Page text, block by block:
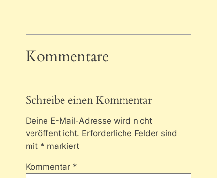
Kommentare
Schreibe einen Kommentar
Deine E-Mail-Adresse wird nicht
veröffentlicht. Erforderliche Felder sind
mit * markiert
Kommentar *